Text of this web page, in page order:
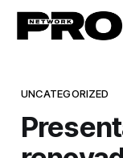
UNCATEGORIZED